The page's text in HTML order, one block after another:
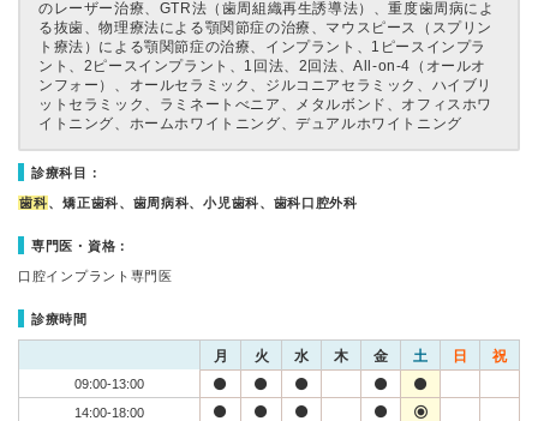
のレーザー治療、GTR法（歯周組織再生誘導法）、重度歯周病によ
る抜歯、物理療法による顎関節症の治療、マウスピース（スプリン
ト療法）による顎関節症の治療、インプラント、1ピースインプラ
ント、2ピースインプラント、1回法、2回法、All-on-4（オールオ
ンフォー）、オールセラミック、ジルコニアセラミック、ハイブリ
ットセラミック、ラミネートべニア、メタルボンド、オフィスホワ
イトニング、ホームホワイトニング、デュアルホワイトニング
診療科目：
歯科、矯正歯科、歯周病科、小児歯科、歯科口腔外科
専門医・資格：
口腔インプラント専門医
診療時間
月 火 水 木 金 土 日 祝
09:00-13:00
14:00-18:00